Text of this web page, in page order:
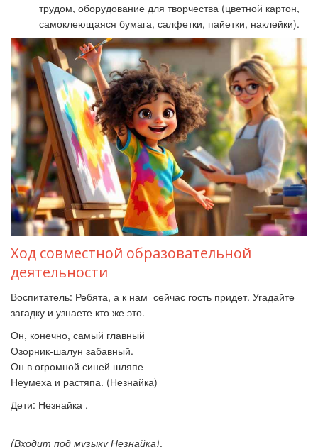
трудом, оборудование для творчества (цветной картон,
самоклеющаяся бумага, салфетки, пайетки, наклейки).
Ход совместной образовательной
деятельности
Воспитатель: Ребята, а к нам сейчас гость придет. Угадайте
загадку и узнаете кто же это.
Он, конечно, самый главный
Озорник-шалун забавный.
Он в огромной синей шляпе
Неумеха и растяпа. (Незнайка)
Дети: Незнайка .
(Входит под музыку Незнайка).